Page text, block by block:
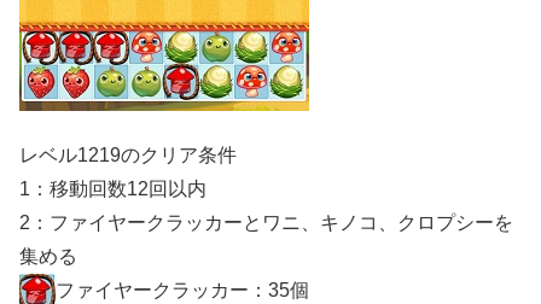
レベル1219のクリア条件
1：移動回数12回以内
2：ファイヤークラッカーとワニ、キノコ、クロプシーを
集める
ファイヤークラッカー：35個